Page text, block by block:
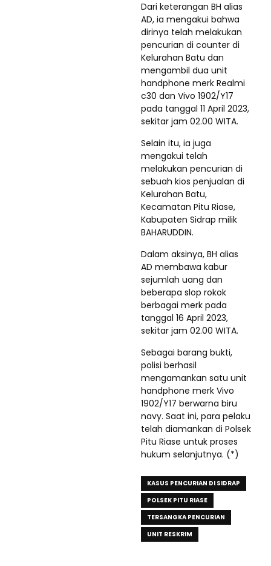
Dari keterangan BH alias
AD, ia mengakui bahwa
dirinya telah melakukan
pencurian di counter di
Kelurahan Batu dan
mengambil dua unit
handphone merk Realmi
c30 dan Vivo 1902/Y17
pada tanggal 11 April 2023,
sekitar jam 02.00 WITA.
Selain itu, ia juga
mengakui telah
melakukan pencurian di
sebuah kios penjualan di
Kelurahan Batu,
Kecamatan Pitu Riase,
Kabupaten Sidrap milik
BAHARUDDIN.
Dalam aksinya, BH alias
AD membawa kabur
sejumlah uang dan
beberapa slop rokok
berbagai merk pada
tanggal 16 April 2023,
sekitar jam 02.00 WITA.
Sebagai barang bukti,
polisi berhasil
mengamankan satu unit
handphone merk Vivo
1902/Y17 berwarna biru
navy. Saat ini, para pelaku
telah diamankan di Polsek
Pitu Riase untuk proses
hukum selanjutnya. (*)
KASUS PENCURIAN DI SIDRAP
POLSEK PITU RIASE
TERSANGKA PENCURIAN
UNIT RESKRIM